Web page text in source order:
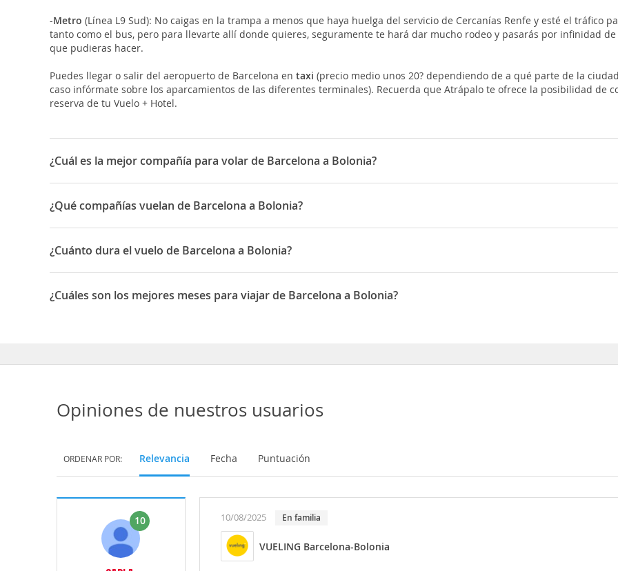
-Metro (Línea L9 Sud): No caigas en la trampa a menos que haya huelga del servicio de Cercanías Renfe y esté el tráfico
tanto como el bus, pero para llevarte allí donde quieres, seguramente te hará dar mucho rodeo y pasarás por infinidad
que pudieras hacer.
Puedes llegar o salir del aeropuerto de Barcelona en taxi (precio medio unos 20? dependiendo de a qué parte de la
caso infórmate sobre los aparcamientos de las diferentes terminales). Recuerda que Atrápalo te ofrece la posibilidad de
reserva de tu Vuelo + Hotel.
¿Cuál es la mejor compañía para volar de Barcelona a Bolonia?
Las mejores compañías para viajar entre Barcelona y Bolonia son: Iberia, Vueling, Ryanair
¿Qué compañías vuelan de Barcelona a Bolonia?
Las compañías que vuelan de Barcelona a Bolonia son: Ryanair, Vueling, Iberia, ITA Airways
¿Cuánto dura el vuelo de Barcelona a Bolonia?
La duración media para viajar entre Barcelona y Bolonia es 01:40
¿Cuáles son los mejores meses para viajar de Barcelona a Bolonia?
Opiniones de nuestros usuarios
ORDENAR POR: Relevancia Fecha Puntuación
10 10/08/2025 En familia
VUELING Barcelona-Bolonia